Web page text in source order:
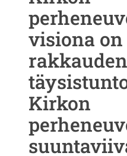
visiona
Kirkon